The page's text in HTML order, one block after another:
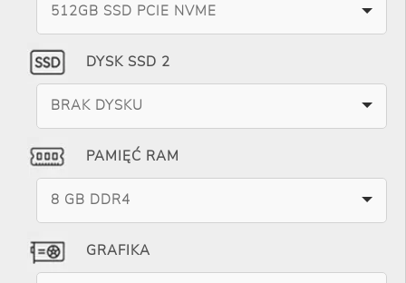
512GB SSD PCIE NVME
DYSK SSD 2
BRAK DYSKU
PAMIĘĆ RAM
8 GB DDR4
GRAFIKA